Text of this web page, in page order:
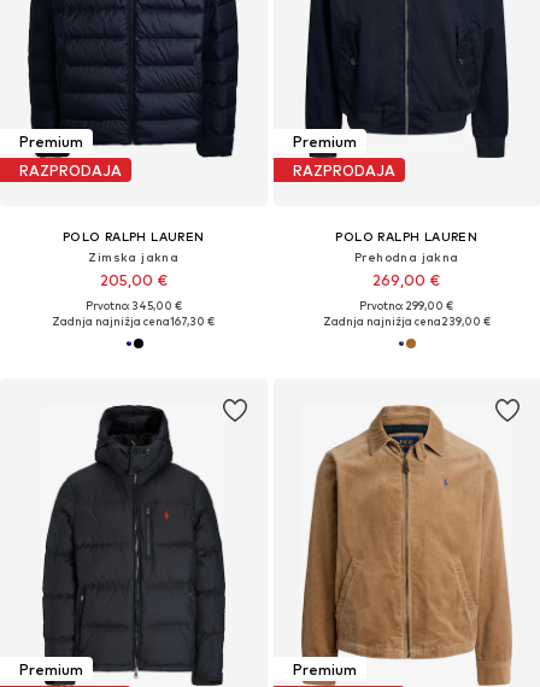
Premium
RAZPRODAJA
POLO RALPH LAUREN
Zimska jakna
205,00 €
Prvotno: 345,00 €
Zadnja najnižja cena167,30 €
Premium
RAZPRODAJA
POLO RALPH LAUREN
Prehodna jakna
269,00 €
Prvotno: 299,00 €
Zadnja najnižja cena239,00 €
Premium
Premium